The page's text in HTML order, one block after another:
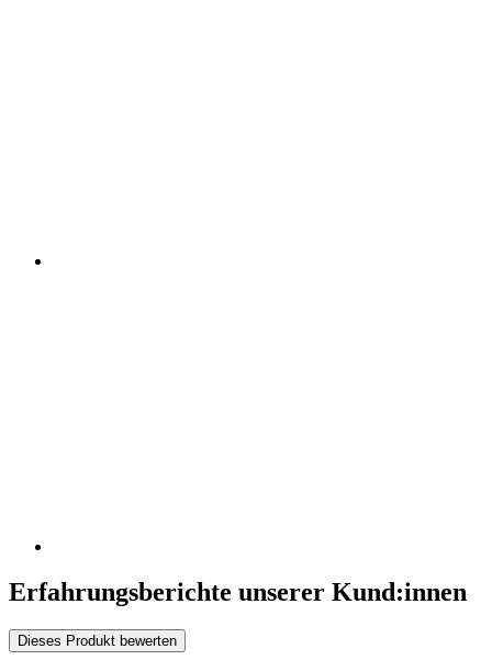
Erfahrungsberichte unserer Kund:innen
Dieses Produkt bewerten